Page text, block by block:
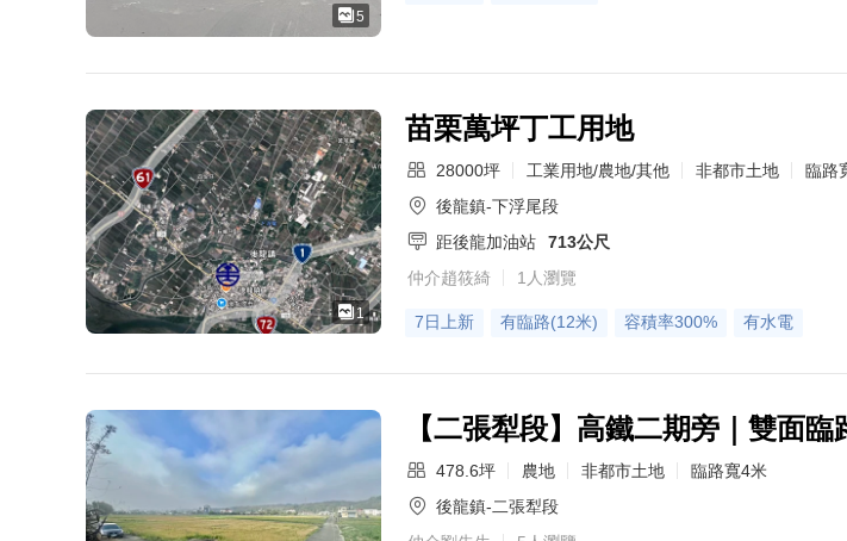
5
1
苗栗萬坪丁工用地
28000坪 工業用地/農地/其他 非都市土地
臨路
後龍鎮-下浮尾段
距後龍加油站
713公尺
仲介趙筱綺
1人瀏覽
7日上新 有臨路(12米) 容積率300% 有水電
【二張犁段】高鐵二期旁｜雙面
478.6坪 農地 非都市土地
臨路寬4米
後龍鎮-二張犁段